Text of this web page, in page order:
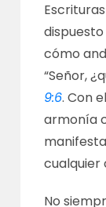
cómo
“Señor,
9:6. Con
armonía
cualquier
No